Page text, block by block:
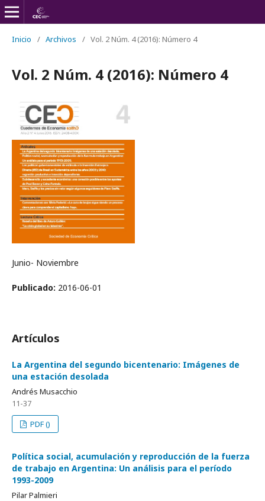
Inicio / Archivos / Vol. 2 Núm. 4 (2016): Número 4
Vol. 2 Núm. 4 (2016): Número 4
Junio- Noviembre
Publicado: 2016-06-01
Artículos
La Argentina del segundo bicentenario: Imágenes de
una estación desolada
Andrés Musacchio
11-37
PDF ()
Política social, acumulación y reproducción de la fuerza
de trabajo en Argentina: Un análisis para el período
1993-2009
Pilar Palmieri